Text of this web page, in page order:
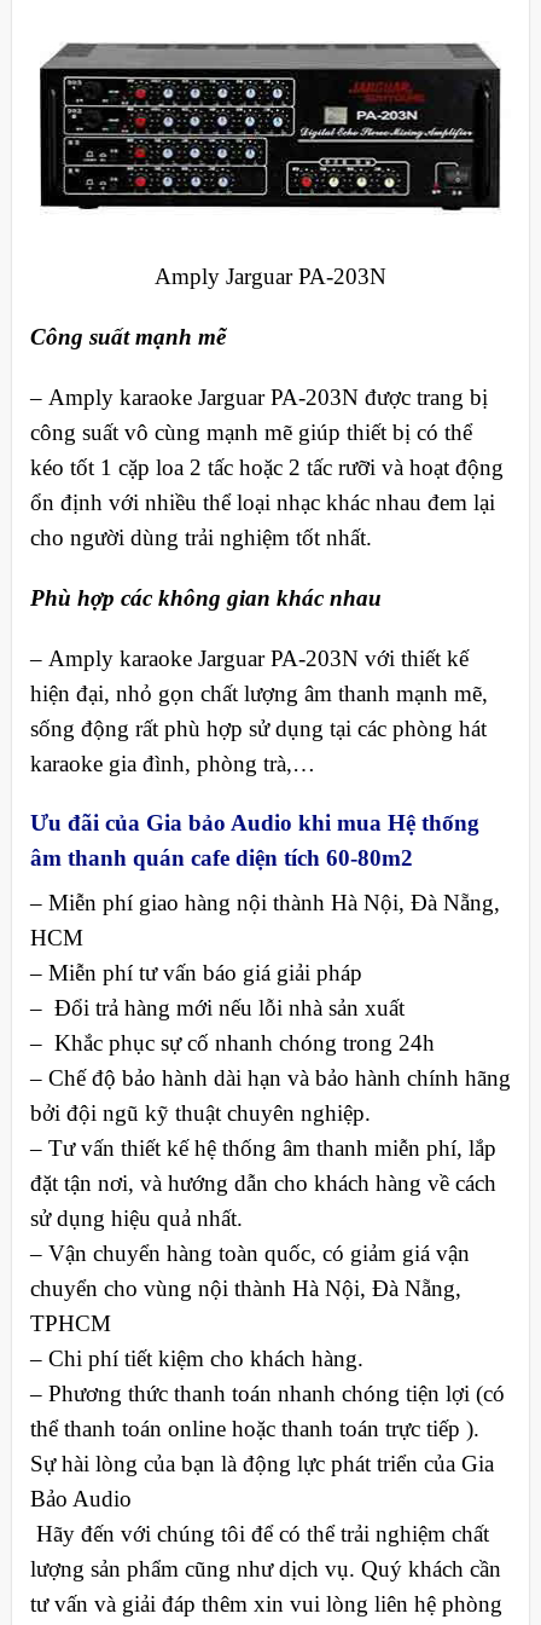
Amply Jarguar PA-203N
Công suất mạnh mẽ
– Amply karaoke Jarguar PA-203N được trang bị
công suất vô cùng mạnh mẽ giúp thiết bị có thể
kéo tốt 1 cặp loa 2 tấc hoặc 2 tấc rưỡi và hoạt động
ổn định với nhiều thể loại nhạc khác nhau đem lại
cho người dùng trải nghiệm tốt nhất.
Phù hợp các không gian khác nhau
– Amply karaoke Jarguar PA-203N với thiết kế
hiện đại, nhỏ gọn chất lượng âm thanh mạnh mẽ,
sống động rất phù hợp sử dụng tại các phòng hát
karaoke gia đình, phòng trà,…
Ưu đãi của Gia bảo Audio khi mua Hệ thống
âm thanh quán cafe diện tích 60-80m2
– Miễn phí giao hàng nội thành Hà Nội, Đà Nẵng,
HCM
– Miễn phí tư vấn báo giá giải pháp
– Đổi trả hàng mới nếu lỗi nhà sản xuất
– Khắc phục sự cố nhanh chóng trong 24h
– Chế độ bảo hành dài hạn và bảo hành chính hãng
bởi đội ngũ kỹ thuật chuyên nghiệp.
– Tư vấn thiết kế hệ thống âm thanh miễn phí, lắp
đặt tận nơi, và hướng dẫn cho khách hàng về cách
sử dụng hiệu quả nhất.
– Vận chuyển hàng toàn quốc, có giảm giá vận
chuyển cho vùng nội thành Hà Nội, Đà Nẵng,
TPHCM
– Chi phí tiết kiệm cho khách hàng.
– Phương thức thanh toán nhanh chóng tiện lợi (có
thể thanh toán online hoặc thanh toán trực tiếp ).
Sự hài lòng của bạn là động lực phát triển của Gia
Bảo Audio
Hãy đến với chúng tôi để có thể trải nghiệm chất
lượng sản phẩm cũng như dịch vụ. Quý khách cần
tư vấn và giải đáp thêm xin vui lòng liên hệ phòng